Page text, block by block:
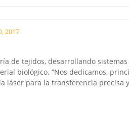
2017
de tejidos, desarrollando sistemas
biológico. “Nos dedicamos,
láser para la transferencia precisa